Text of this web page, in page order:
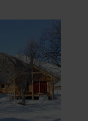
séjour en
piscine chauffée,
activités
aire de jeux,
la beauté de
environnement
pour voisins.